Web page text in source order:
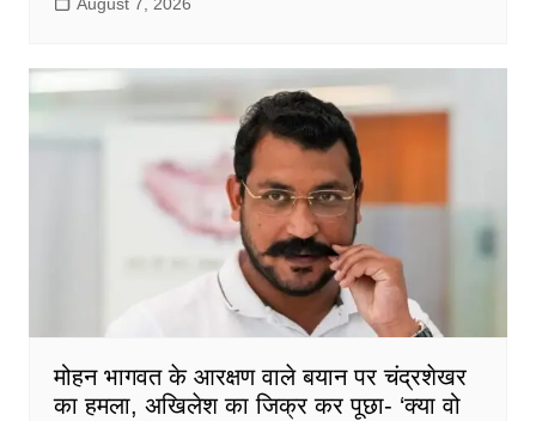
मोहन भागवत के आरक्षण वाले बयान पर चंद्रशेखर
का हमला, अखिलेश का जिक्र कर पूछा- ‘क्या वो